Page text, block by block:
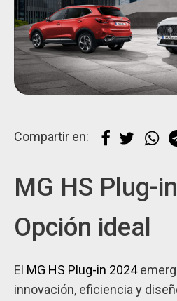
Compartir en:
MG HS Plug-
Opción ideal
El MG HS Plug-in 2024
innovación, eficiencia y